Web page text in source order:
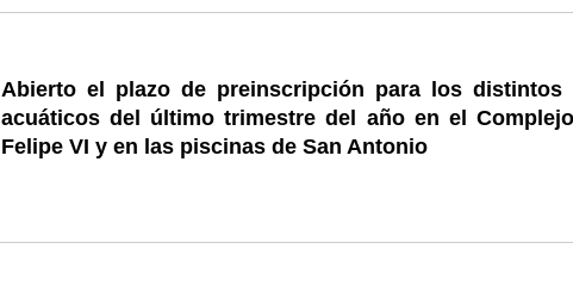
Abierto el plazo de preinscripción para los distintos
acuáticos del último trimestre del año en el
Felipe VI y en las piscinas de San Antonio